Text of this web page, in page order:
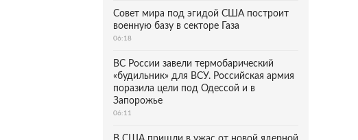
Совет мира под эгидой США построит
военную базу в секторе Газа
06:18
ВС России завели термобарический
«будильник» для ВСУ. Российская армия
поразила цели под Одессой и в
Запорожье
06:11